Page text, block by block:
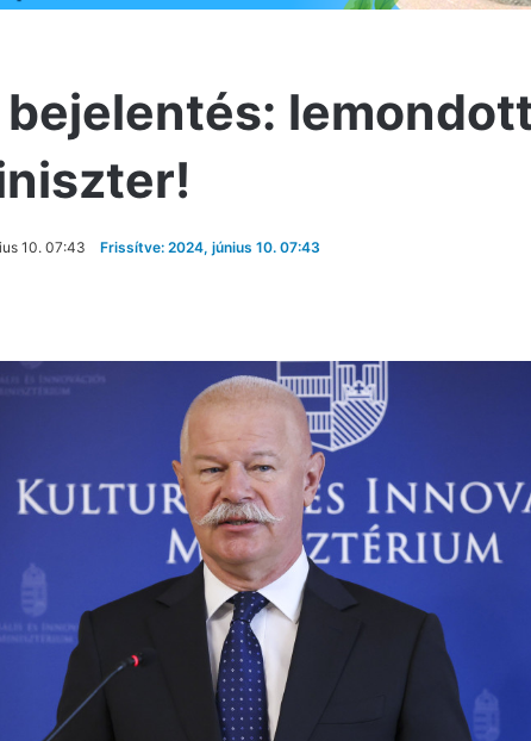
10. 07:43 Frissítve: 2024, június 10. 07:43